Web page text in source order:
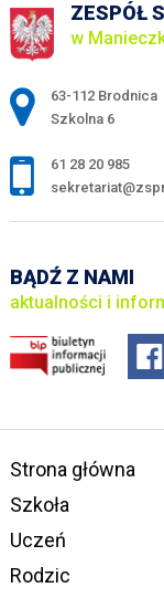
ZESPÓŁ
w
Adres pocztowy:
63-112 Brodnica
Szkolna 6
61 28 20 985
BĄDŹ Z NAMI
aktualności i
Strona główna
Szkoła
Uczeń
Rodzic